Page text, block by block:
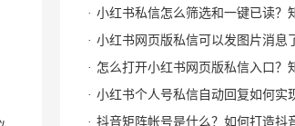
小红书私信怎么筛选和一键已读？知你快回支持私聊群聊筛
小红书网页版私信可以发图片消息了？知你快回插件支持多种形
怎么打开小红书网页版私信入口？知你快回浏览器插件帮你打开小
小红书个人号私信自动回复如何实现，如何聚合回复小红书私信及
抖音矩阵帐号是什么？如何打造抖